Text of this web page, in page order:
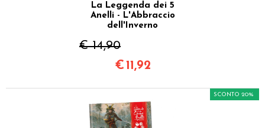
La Leggenda dei 5
Anelli - L'Abbraccio
dell'Inverno
€ 14,90
€ 11,92
SCONTO 20%